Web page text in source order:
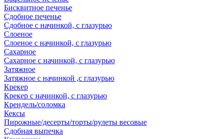
Бисквитное печенье
Сдобное печенье
Сдобное с начинкой, с глазурью
Слоеное
Слоеное с начинкой, с глазурью
Сахарное
Сахарное с начинкой, с глазурью
Затяжное
Затяжное с начинкой ,с глазурью
Крекер
Крекер с начинкой, с глазурью
Крендель/соломка
Кексы
Пирожные/десерты/торты/рулеты весовые
Сдобная выпечка